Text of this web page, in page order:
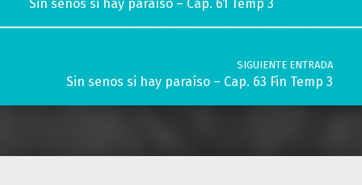
Sin senos si hay paraíso – Cap. 61 Temp 3
SIGUIENTE ENTRADA
Sin senos si hay paraíso – Cap. 63 Fin Temp 3